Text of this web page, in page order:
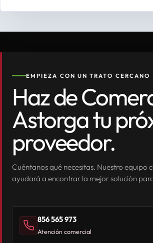
EMPIEZA CON UN TRATO CERCANO
Haz de
Astorga tu
proveedor.
Cuéntanos qué necesitas. Nuestro equipo
ayudará a encontrar la mejor solución
856 565 973
Atención comercial